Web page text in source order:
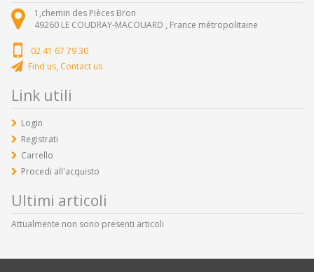
1,chemin des Pièces Bron
49260 LE COUDRAY-MACOUARD , France métropolitaine
02 41 67 79 30
Find us, Contact us
Link utili
Login
Registrati
Carrello
Procedi all'acquisto
Ultimi articoli
Attualmente non sono presenti articoli